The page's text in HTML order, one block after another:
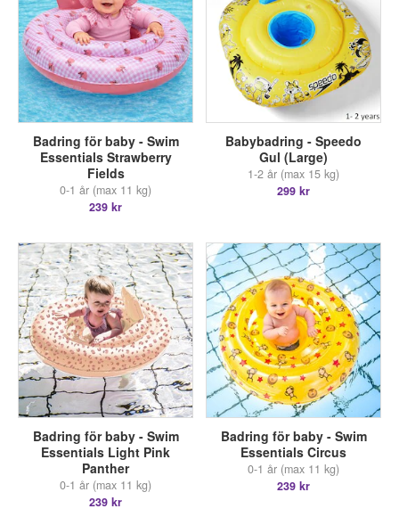
Badring för baby - Swim
Essentials Strawberry
Fields
0-1 år (max 11 kg)
239 kr
Babybadring - Speedo
Gul (Large)
1-2 år (max 15 kg)
299 kr
Badring för baby - Swim
Essentials Light Pink
Panther
0-1 år (max 11 kg)
239 kr
Badring för baby - Swim
Essentials Circus
0-1 år (max 11 kg)
239 kr